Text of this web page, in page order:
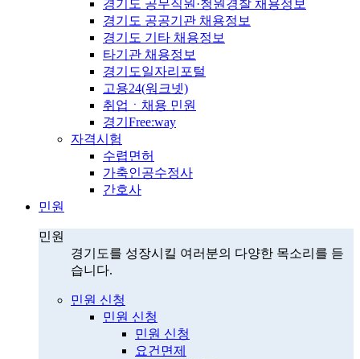
경기도 공무직원·청원경찰 채용정보
경기도 공공기관 채용정보
경기도 기타 채용정보
타기관 채용정보
경기도일자리포털
고용24(워크넷)
취업ㆍ채용 민원
경기Free:way
자격시험
수렵면허
가축인공수정사
간호사
민원
민원
경기도를 성장시킬 여러분의 다양한 목소리를 듣
습니다.
민원 신청
민원 신청
민원 신청
요건면제